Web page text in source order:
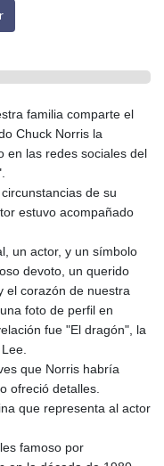
familia comparte el
Chuck Norris la
en las redes sociales del
de su
estuvo acompañado
un actor, y un símbolo
devoto, un querido
el corazón de nuestra
foto de perfil en
fue "El dragón", la
que Norris habría
ofreció detalles.
que representa al actor
famoso por